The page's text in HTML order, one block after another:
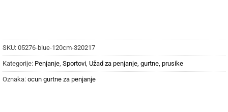
SKU: 05276-blue-120cm-320217
Kategorije: Penjanje, Sportovi, Užad za penjanje, gurtne, prusike
Oznaka: ocun gurtne za penjanje